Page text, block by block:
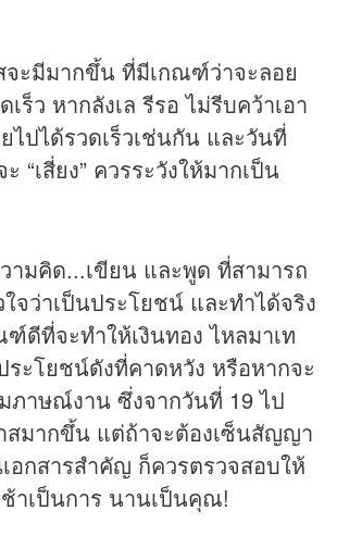
จะมีมากขึ้น ที่มีเกณฑ์ว่าจะลอย
เร็ว หากลังเล รีรอ ไม่รีบคว้าเอา
ไปได้รวดเร็วเช่นกัน และวันที่
“เสี่ยง” ควรระวังให้มากเป็น
ามคิด...เขียน และพูด ที่สามารถ
จว่าเป็นประโยชน์ และทำได้จริง
ดีที่จะทำให้เงินทอง ไหลมาเท
ระโยชน์ดังที่คาดหวัง หรือหากจะ
ภาษณ์งาน ซึ่งจากวันที่ 19 ไป
สมากขึ้น แต่ถ้าจะต้องเซ็นสัญญา
อกสารสำคัญ ก็ควรตรวจสอบให้
าเป็นการ นานเป็นคุณ!